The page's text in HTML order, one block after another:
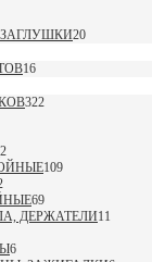
20
16
322
2
109
69
ДЕРЖАТЕЛИ11
6